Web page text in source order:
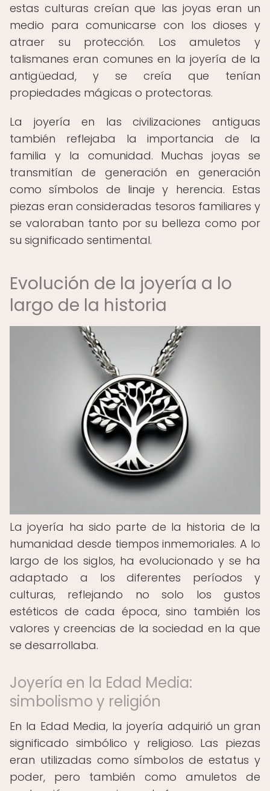
estas culturas creían que las joyas eran un
medio para comunicarse con los dioses y
atraer su protección. Los amuletos y
talismanes eran comunes en la joyería de la
antigüedad, y se creía que tenían
propiedades mágicas o protectoras.
La joyería en las civilizaciones antiguas
también reflejaba la importancia de la
familia y la comunidad. Muchas joyas se
transmitían de generación en generación
como símbolos de linaje y herencia. Estas
piezas eran consideradas tesoros familiares y
se valoraban tanto por su belleza como por
su significado sentimental.
Evolución de la joyería a lo
largo de la historia
La joyería ha sido parte de la historia de la
humanidad desde tiempos inmemoriales. A lo
largo de los siglos, ha evolucionado y se ha
adaptado a los diferentes períodos y
culturas, reflejando no solo los gustos
estéticos de cada época, sino también los
valores y creencias de la sociedad en la que
se desarrollaba.
Joyería en la Edad Media:
simbolismo y religión
En la Edad Media, la joyería adquirió un gran
significado simbólico y religioso. Las piezas
eran utilizadas como símbolos de estatus y
poder, pero también como amuletos de